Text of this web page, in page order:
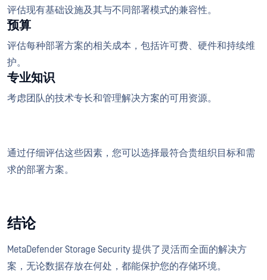
评估现有基础设施及其与不同部署模式的兼容性。
预算
评估每种部署方案的相关成本，包括许可费、硬件和持续维
护。
专业知识
考虑团队的技术专长和管理解决方案的可用资源。
通过仔细评估这些因素，您可以选择最符合贵组织目标和需
求的部署方案。
结论
MetaDefender Storage Security 提供了灵活而全面的解决方
案，无论数据存放在何处，都能保护您的存储环境。